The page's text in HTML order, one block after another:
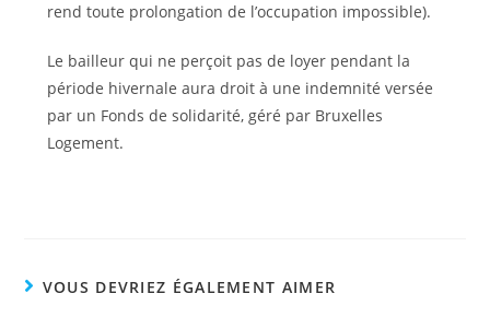
rend toute prolongation de l’occupation impossible).
Le bailleur qui ne perçoit pas de loyer pendant la
période hivernale aura droit à une indemnité versée
par un Fonds de solidarité, géré par Bruxelles
Logement.
VOUS DEVRIEZ ÉGALEMENT AIMER